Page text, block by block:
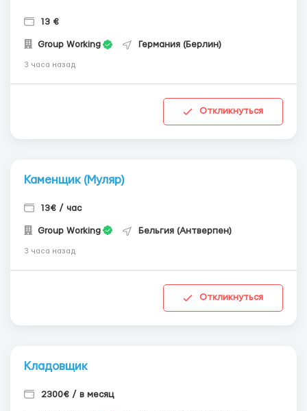
13 €
Group Working Германия (Берлин)
3 часа назад
Откликнуться
Каменщик (Муляр)
13€ / час
Group Working Бельгия (Антверпен)
3 часа назад
Откликнуться
Кладовщик
2300€ / в месяц